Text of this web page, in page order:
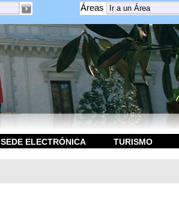
Áreas
SEDE ELECTRÓNICA TURISMO